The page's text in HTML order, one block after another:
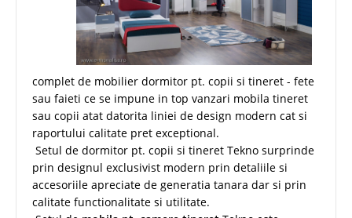
complet de mobilier dormitor pt. copii si tineret - fete
sau faieti ce se impune in top vanzari mobila tineret
sau copii atat datorita liniei de design modern cat si
raportului calitate pret exceptional.
Setul de dormitor pt. copii si tineret Tekno surprinde
prin designul exclusivist modern prin detaliile si
accesoriile apreciate de generatia tanara dar si prin
calitate functionalitate si utilitate.